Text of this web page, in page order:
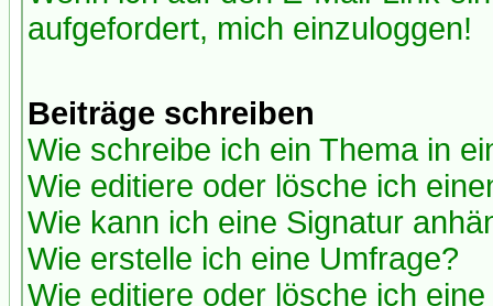
aufgefordert, mich einzuloggen!
Beiträge schreiben
Wie schreibe ich ein Thema in
Wie editiere oder lösche ich
Wie kann ich eine Signatur
Wie erstelle ich eine Umfrage?
Wie editiere oder lösche ich